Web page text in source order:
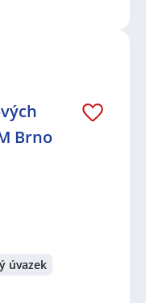
Brno
úvazek